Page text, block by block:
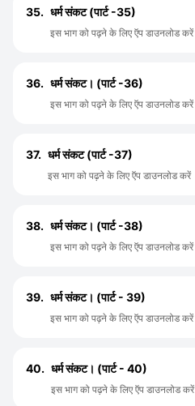
35. धर्म संकट (पार्ट -35)
इस भाग को पढ़ने के लिए ऍप डाउनलोड करें
36. धर्म संकट। (पार्ट -36)
इस भाग को पढ़ने के लिए ऍप डाउनलोड करें
37. धर्म संकट (पार्ट -37)
इस भाग को पढ़ने के लिए ऍप डाउनलोड करें
38. धर्म संकट। (पार्ट -38)
इस भाग को पढ़ने के लिए ऍप डाउनलोड करें
39. धर्म संकट। (पार्ट - 39)
इस भाग को पढ़ने के लिए ऍप डाउनलोड करें
40. धर्म संकट। (पार्ट - 40)
इस भाग को पढ़ने के लिए ऍप डाउनलोड करें